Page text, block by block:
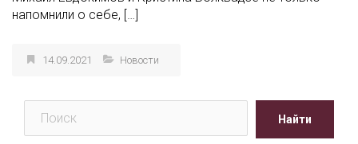
напомнили о себе, […]
14.09.2021 Новости
Поиск
Найти